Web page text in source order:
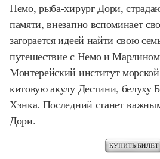
Немо, рыба-хирург Дори,
памяти, внезапно вспоминает
загорается идеей найти свою
путешествие с Немо и
Монтерейский институт
китовую акулу Дестини, белуху
Хэнка. Последний станет
Дори.